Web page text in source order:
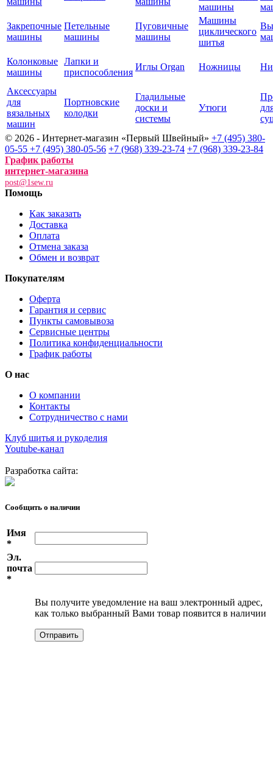
машины
Закрепочные
машины
Петельные
машины
Пуговичные
машины
Машины
циклического
шитья
Колонковые
машины
Лапки и
приспособления
Иглы Organ Ножницы
Аксессуары
для
вязальных
машин
Портновские
колодки
Гладильные
доски и
системы
Утюги
© 2026 - Интернет-магазин «Первый Швейный» +7 (495) 380-
05-55 +7 (495) 380-05-56 +7 (968) 339-23-74 +7 (968) 339-23-84
График работы
интернет-магазина
post@1sew.ru
Помощь
Как заказать
Доставка
Оплата
Отмена заказа
Обмен и возврат
Покупателям
Оферта
Гарантия и сервис
Пункты самовывоза
Сервисные центры
Политика конфиденциальности
График работы
О нас
О компании
Контакты
Сотрудничество с нами
Клуб шитья и рукоделия
Youtube-канал
Разработка сайта:
Сообщить о наличии
Имя
*
Эл.
почта
*
Вы получите уведомление на ваш электронный адрес,
как только выбранный Вами товар появится в наличии